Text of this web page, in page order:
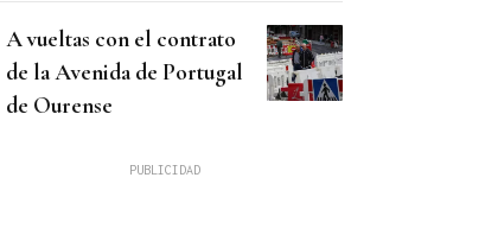
A vueltas con el contrato
de la Avenida de Portugal
de Ourense